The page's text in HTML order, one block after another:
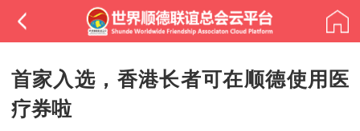
首家入选，香港长者可在顺德使用医
疗券啦